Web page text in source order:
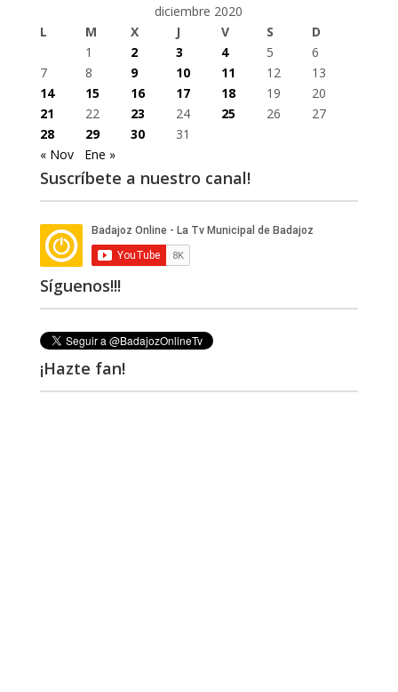
diciembre 2020
L
M X J V S
D
1
2 3 4 5
6
7
8 9 10 11 12
13
14
15 16 17 18 19
20
21
22 23 24 25 26
27
28
29 30
31
« Nov
Ene »
Suscríbete a nuestro canal!
Síguenos!!!
¡Hazte fan!